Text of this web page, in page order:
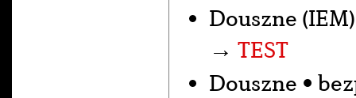
Douszne
→ TEST
Douszne •